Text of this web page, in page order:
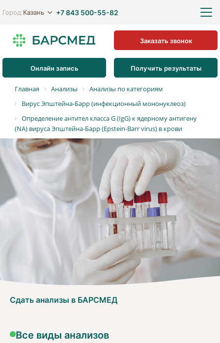
Город:Казань +7 843 500-55-82
Онлайн запись Получить результаты
Заказать звонок
Главная Анализы
Анализы по категориям
Вирус Эпштейна-Барр (инфекционный мононуклеоз)
Определение антител класса G (IgG) к ядерному антигену
(NА) вируса Эпштейна-Барр (Epstein-Barr virus) в крови
Сдать анализы в БАРСМЕД
Все виды анализов